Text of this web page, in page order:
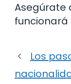
Asegúrate
funcionará
Los